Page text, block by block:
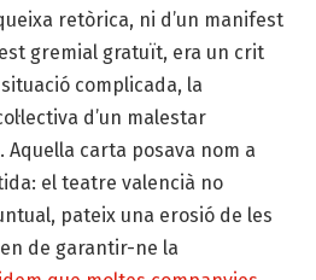
retòrica, ni d’un manifest
gremial gratuït, era un crit
complicada, la
d’un malestar
carta posava nom a
el teatre valencià no
pateix una erosió de les
de garantir-ne la